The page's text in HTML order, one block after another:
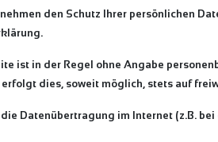
den Schutz Ihrer persönlichen
ist in der Regel ohne Angabe
dies, soweit möglich, stets auf
Datenübertragung im Internet (z.B.